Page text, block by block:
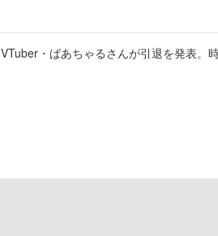
VTuber・ばあちゃるさんが引退を発表。